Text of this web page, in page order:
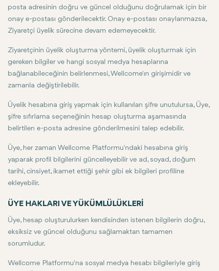
posta adresinin doğru ve güncel olduğunu doğrulamak için bir
onay e-postası gönderilecektir. Onay e-postası onaylanmazsa,
Ziyaretçi üyelik sürecine devam edemeyecektir.
Ziyaretçinin üyelik oluşturma yöntemi, üyelik oluşturmak için
gereken bilgiler ve hangi sosyal medya hesaplarına
bağlanabileceğinin belirlenmesi, Wellcome'ın girişimidir ve
zamanla değiştirilebilir.
Üyelik hesabına giriş yapmak için kullanılan şifre unutulursa, Üye,
şifre sıfırlama seçeneğinin hesap oluşturma aşamasında
belirtilen e-posta adresine gönderilmesini talep edebilir.
Üye, her zaman Wellcome Platformu'ndaki hesabına giriş
yaparak profil bilgilerini güncelleyebilir ve ad, soyad, doğum
tarihi, cinsiyet, ikamet ettiği şehir gibi ek bilgileri profiline
ekleyebilir.
ÜYE HAKLARI VE YÜKÜMLÜLÜKLERİ
Üye, hesap oluşturulurken kendisinden istenen bilgilerin doğru,
eksiksiz ve güncel olduğunu sağlamaktan tamamen
sorumludur.
Wellcome Platformu'na sosyal medya hesabı bilgileriyle giriş